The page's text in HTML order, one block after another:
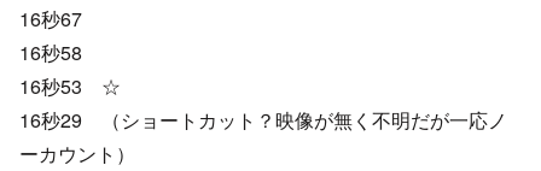
16秒67
16秒58
16秒53 ☆
16秒29 （ショートカット？映像が無く不明だが一応ノ
ーカウント）